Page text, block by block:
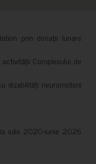
prin donații lunare
Complexului de
dizabilități neuromotorii
iulie 2020-iunie 2026